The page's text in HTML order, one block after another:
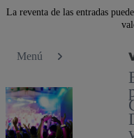
La reventa de las entradas
Menú